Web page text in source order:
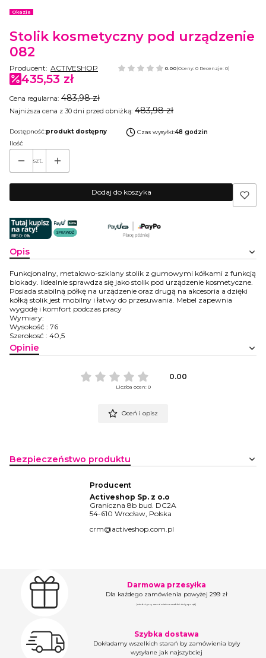
Etykiety
Okazja
Stolik kosmetyczny pod urządzenie
082
Producent: ACTIVESHOP 0.00(Oceny: 0 Recenzje: 0)
435,53 zł
Cena regularna: 483,98 zł
Najniższa cena z 30 dni przed obniżką: 483,98 zł
Dostępność:produkt dostępny Czas wysyłki:48 godzin
Ilość
szt.
Dodaj do koszyka
Opis
Funkcjonalny, metalowo-szklany stolik z gumowymi kółkami z funkcją
blokady. Iidealnie sprawdza się jako stolik pod urządzenie kosmetyczne.
Posiada stabilną półkę na urządzenie oraz drugą na akcesoria a dzięki
kółką stolik jest mobilny i łatwy do przesuwania. Mebel zapewnia
wygodę i komfort podczas pracy
Wymiary:
Wysokość : 76
Szerokosć : 40,5
Opinie
0.00
Liczba ocen: 0
Oceń i opisz
Bezpieczeństwo produktu
Producent
Activeshop Sp. z o.o
Graniczna 8b bud. DC2A
54-610 Wrocław, Polska
crm@activeshop.com.pl
Darmowa przesyłka
Dla każdego zamówienia powyżej 299 zł
(nie dotyczy zamówień na meble i duży sprzęt)
Szybka dostawa
Dokładamy wszelkich starań by zamówienia były
wysyłane jak najszybciej